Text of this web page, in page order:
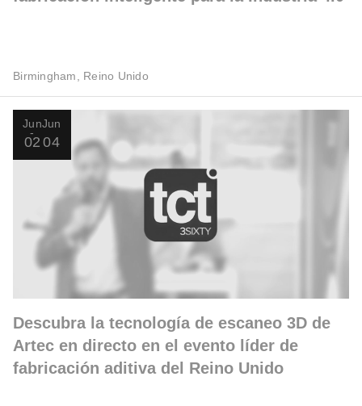
Birmingham, Reino Unido
Jun
02
Jun
04
Descubra la tecnología de escaneo 3D de
Artec en directo en el evento líder de
fabricación aditiva del Reino Unido